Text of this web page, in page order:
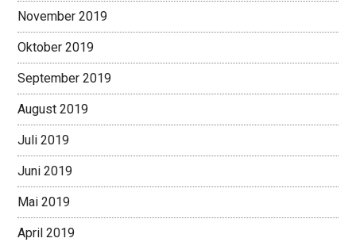
November 2019
Oktober 2019
September 2019
August 2019
Juli 2019
Juni 2019
Mai 2019
April 2019